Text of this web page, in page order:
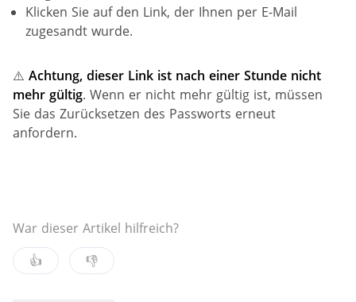
Klicken Sie auf den Link, der Ihnen per E-Mail
zugesandt wurde.
⚠️ Achtung, dieser Link ist nach einer Stunde nicht
mehr gültig. Wenn er nicht mehr gültig ist, müssen
Sie das Zurücksetzen des Passworts erneut
anfordern.
War dieser Artikel hilfreich?
👍
👎